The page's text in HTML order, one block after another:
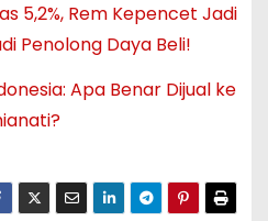
5,2%, Rem Kepencet Jadi
Penolong Daya Beli!
Apa Benar Dijual ke